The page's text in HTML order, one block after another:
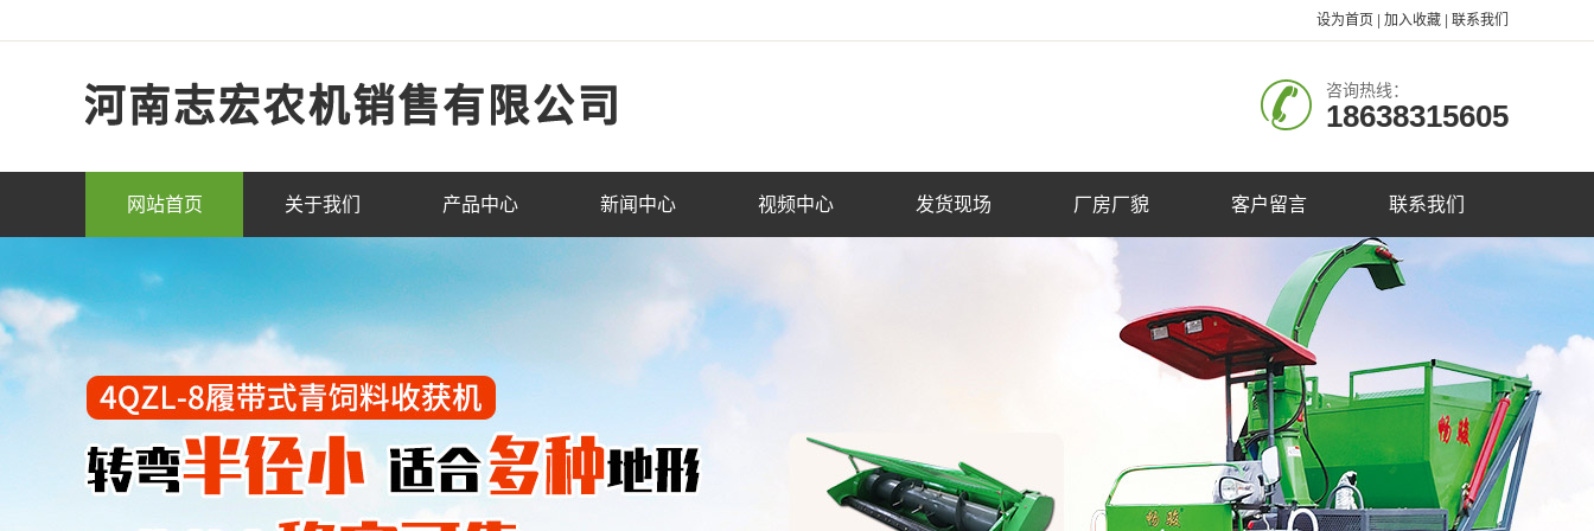
设为首页 加入收藏 联系我们
咨询热线：
18638315605
网站首页 关于我们 产品中心 新闻中心 视频中心 发货现场 厂房厂貌 客户留言 联系我们